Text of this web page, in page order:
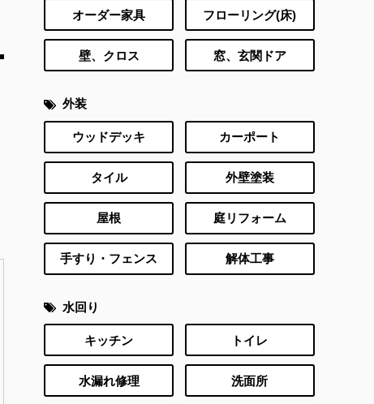
オーダー家具 フローリング(床)
壁、クロス 窓、玄関ドア
外装
ウッドデッキ カーポート
タイル 外壁塗装
屋根 庭リフォーム
手すり・フェンス 解体工事
水回り
キッチン トイレ
水漏れ修理 洗面所